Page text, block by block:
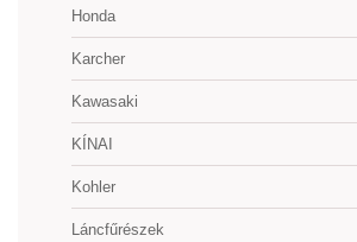
Honda
Karcher
Kawasaki
KÍNAI
Kohler
Láncfűrészek